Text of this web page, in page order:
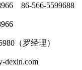
86-566-5599688
（罗经理）
dexin.com